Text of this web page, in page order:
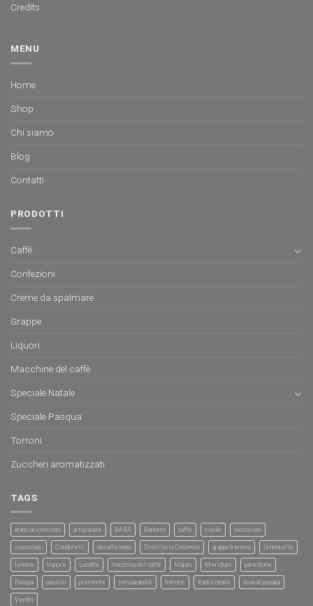
Credits
MENU
Home
Shop
Chi siamo
Blog
Contatti
PRODOTTI
Caffè
Confezioni
Creme da spalmare
Grappe
Liquori
Macchine del caffè
Speciale Natale
Speciale Pasqua
Torroni
Zuccheri aromatizzati
TAGS
aranciacioccolato artigianale BABA Barbero caffè cialde cioccolata
cioccolato Condorelli decaffeinato Distilleria Casimiro grappa trentina limoncello
limone liquore Lucaffé macchina del caffè Majani Meridiani panettone
Pasqua passito piemonte senzacanditi torrone tradizionale uova di pasqua
Venchi